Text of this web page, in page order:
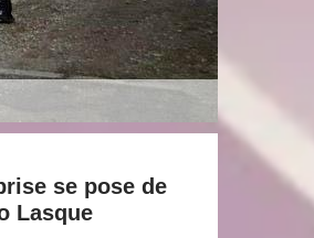
se pose de
Lasque